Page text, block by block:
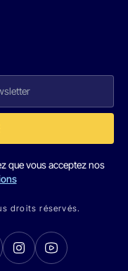
que vous acceptez nos
droits réservés.